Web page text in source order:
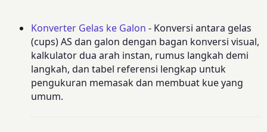
Konverter Gelas ke Galon - Konversi antara gelas
(cups) AS dan galon dengan bagan konversi visual,
kalkulator dua arah instan, rumus langkah demi
langkah, dan tabel referensi lengkap untuk
pengukuran memasak dan membuat kue yang
umum.